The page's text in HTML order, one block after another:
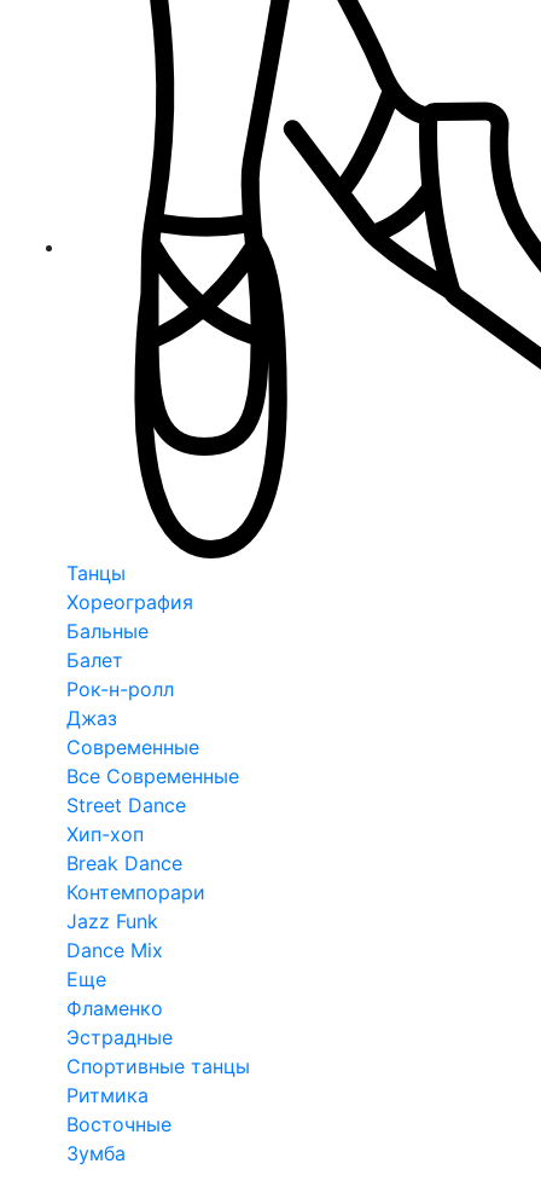
Танцы
Хореография
Бальные
Балет
Рок-н-ролл
Джаз
Современные
Все Современные
Street Dance
Хип-хоп
Break Dance
Контемпорари
Jazz Funk
Dance Mix
Еще
Фламенко
Эстрадные
Спортивные танцы
Ритмика
Восточные
Зумба